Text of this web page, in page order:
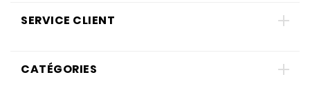
SERVICE CLIENT
CATÉGORIES